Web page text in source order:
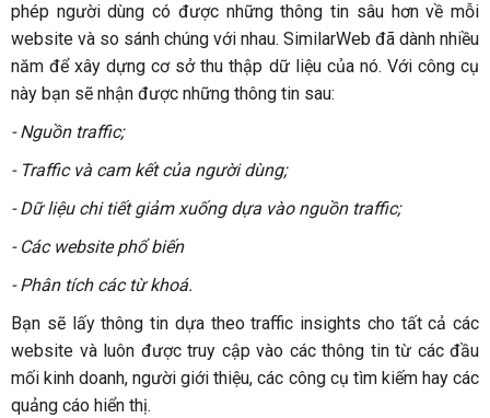
phép người dùng có được những thông tin sâu hơn về mỗi
website và so sánh chúng với nhau. SimilarWeb đã dành nhiều
năm để xây dựng cơ sở thu thập dữ liệu của nó. Với công cụ
này bạn sẽ nhận được những thông tin sau:
- Nguồn traffic;
- Traffic và cam kết của người dùng;
- Dữ liệu chi tiết giảm xuống dựa vào nguồn traffic;
- Các website phổ biến
- Phân tích các từ khoá.
Bạn sẽ lấy thông tin dựa theo traffic insights cho tất cả các
website và luôn được truy cập vào các thông tin từ các đầu
mối kinh doanh, người giới thiệu, các công cụ tìm kiếm hay các
quảng cáo hiển thị.